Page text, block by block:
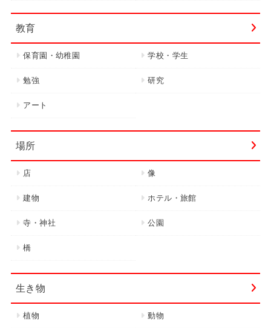
教育
保育園・幼稚園 学校・学生
勉強 研究
アート
場所
店 像
建物 ホテル・旅館
寺・神社 公園
橋
生き物
植物 動物